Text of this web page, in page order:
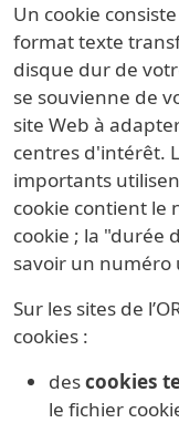
Un cookie
format texte
disque dur de
se souvienne de
site Web à
centres d'intérêt.
importants
cookie contient le
cookie ; la "durée
savoir un numéro
Sur les sites de
cookies :
descookies
le fichier